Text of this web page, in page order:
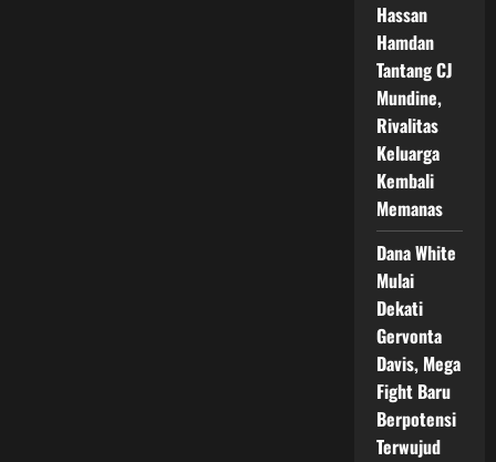
Hassan
Hamdan
Tantang CJ
Mundine,
Rivalitas
Keluarga
Kembali
Memanas
Dana White
Mulai
Dekati
Gervonta
Davis, Mega
Fight Baru
Berpotensi
Terwujud